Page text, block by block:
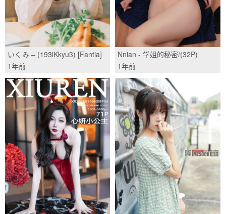
いくみ – (193iKkyu3) [Fantia]
2021年10月 ふぇちふぇちメイ
ド/(17P)
1年前
Nnian - 学姐的秘密/(32P)
1年前